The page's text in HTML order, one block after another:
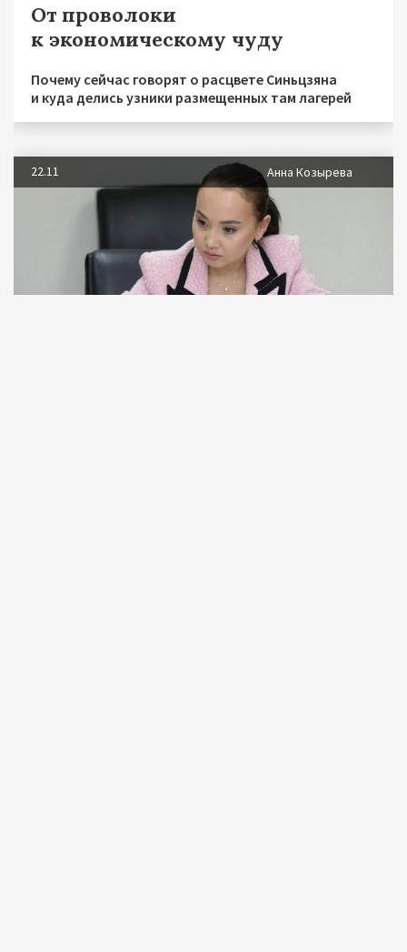
От проволоки
к экономическому чуду
Почему сейчас говорят о расцвете Синьцзяна
и куда делись узники размещенных там лагерей
22.11 Анна Козырева